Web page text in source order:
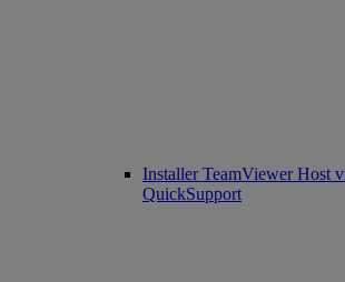
Installer TeamViewer Host
QuickSupport